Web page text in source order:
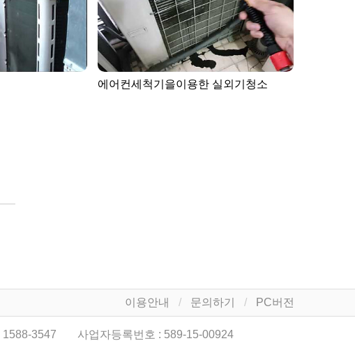
에어컨세척기을이용한 실외기청소
이용안내 문의하기 PC버전
1588-3547 사업자등록번호 : 589-15-00924